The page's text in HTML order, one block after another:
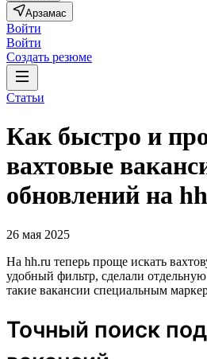
Арзамас
Войти
Войти
Создать резюме
Статьи
Как быстро и
вахтовые
обновлений на
26 мая 2025
На hh.ru теперь проще искать
удобный фильтр, сделали
такие вакансии специальным
Точный поиск